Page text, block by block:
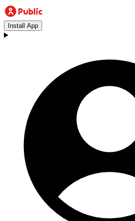
Install App